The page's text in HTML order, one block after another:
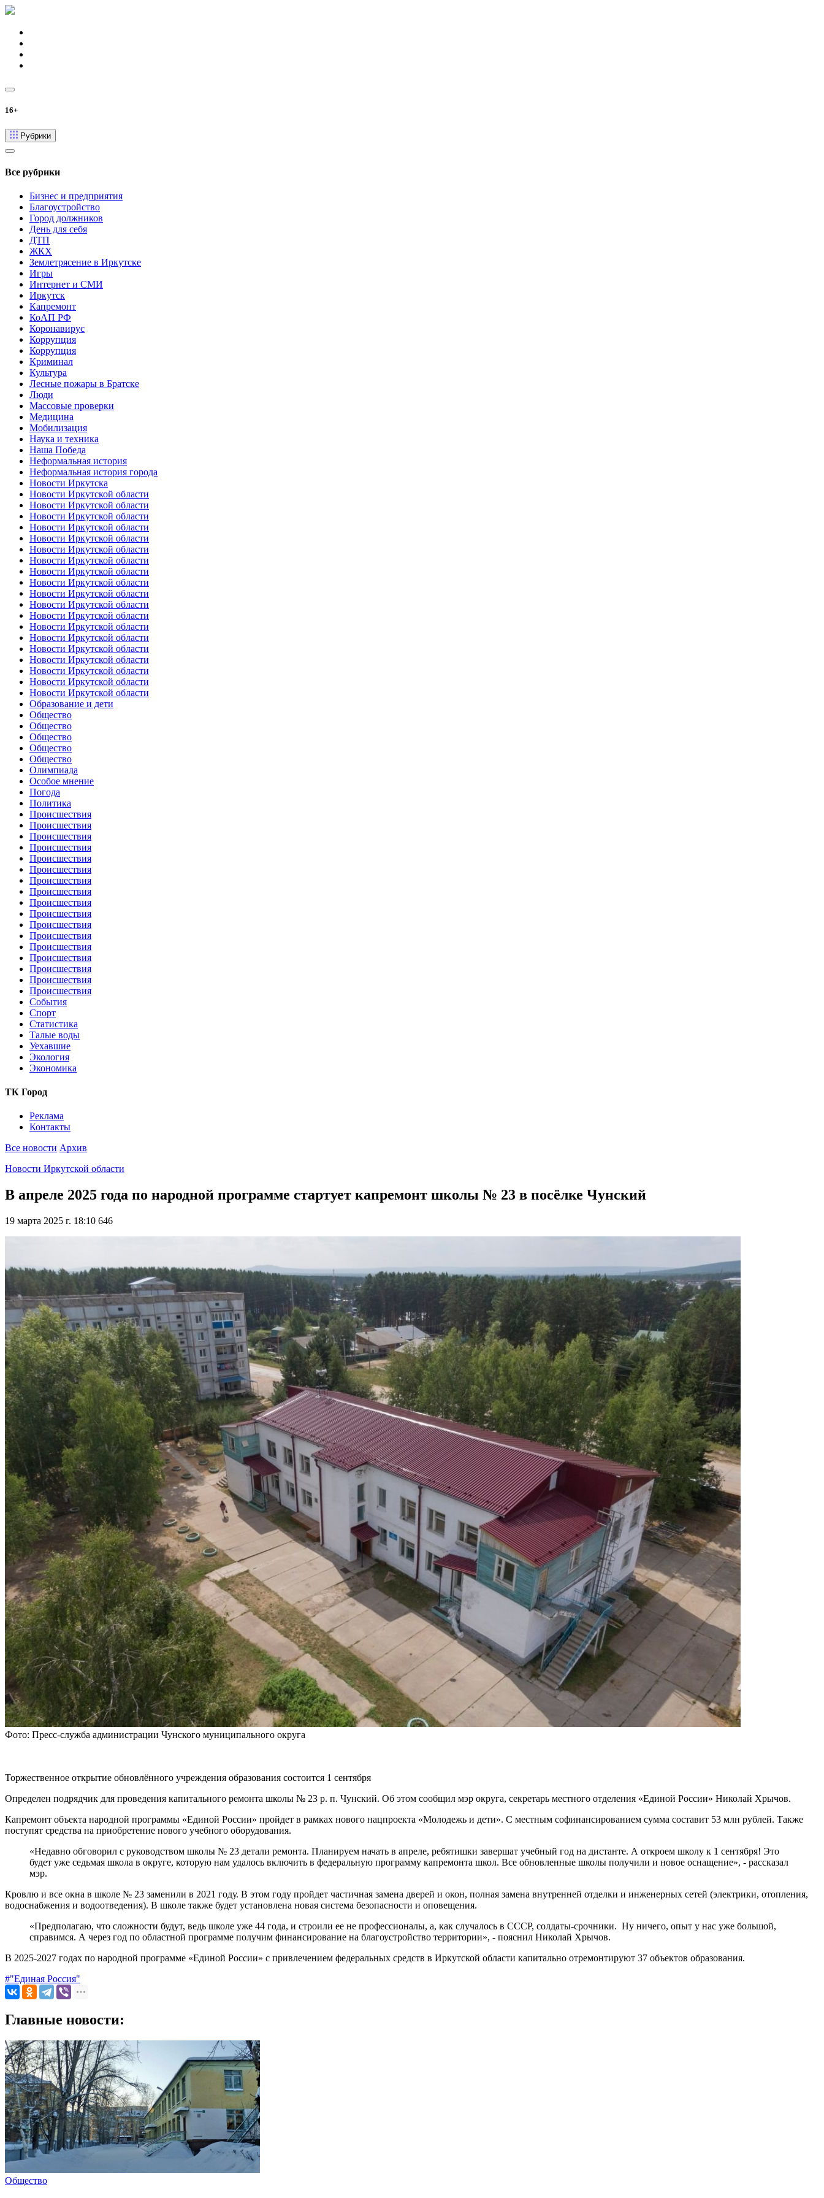
16+
Рубрики
Все рубрики
Бизнес и предприятия
Благоустройство
Город должников
День для себя
ДТП
ЖКХ
Землетрясение в Иркутске
Игры
Интернет и СМИ
Иркутск
Капремонт
КоАП РФ
Коронавирус
Коррупция
Коррупция
Криминал
Культура
Лесные пожары в Братске
Люди
Массовые проверки
Медицина
Мобилизация
Наука и техника
Наша Победа
Неформальная история
Неформальная история города
Новости Иркутска
Новости Иркутской области
Новости Иркутской области
Новости Иркутской области
Новости Иркутской области
Новости Иркутской области
Новости Иркутской области
Новости Иркутской области
Новости Иркутской области
Новости Иркутской области
Новости Иркутской области
Новости Иркутской области
Новости Иркутской области
Новости Иркутской области
Новости Иркутской области
Новости Иркутской области
Новости Иркутской области
Новости Иркутской области
Новости Иркутской области
Новости Иркутской области
Образование и дети
Общество
Общество
Общество
Общество
Общество
Олимпиада
Особое мнение
Погода
Политика
Происшествия
Происшествия
Происшествия
Происшествия
Происшествия
Происшествия
Происшествия
Происшествия
Происшествия
Происшествия
Происшествия
Происшествия
Происшествия
Происшествия
Происшествия
Происшествия
Происшествия
События
Спорт
Статистика
Талые воды
Уехавшие
Экология
Экономика
ТК Город
Реклама
Контакты
Все новости Архив
Новости Иркутской области
В апреле 2025 года по народной программе стартует капремонт школы № 23 в посёлке Чунский
19 марта 2025 г. 18:10 646
Фото: Пресс-служба администрации Чунского муниципального округа
Торжественное открытие обновлённого учреждения образования состоится 1 сентября
Определен подрядчик для проведения капитального ремонта школы № 23 р. п. Чунский. Об этом сообщил мэр округа, секретарь местного отделения «Единой России» Николай Хрычов.
Капремонт объекта народной программы «Единой России» пройдет в рамках нового нацпроекта «Молодежь и дети». С местным софинансированием сумма составит 53 млн рублей. Также
поступят средства на приобретение нового учебного оборудования.
«Недавно обговорил с руководством школы № 23 детали ремонта. Планируем начать в апреле, ребятишки завершат учебный год на дистанте. А откроем школу к 1 сентября! Это
будет уже седьмая школа в округе, которую нам удалось включить в федеральную программу капремонта школ. Все обновленные школы получили и новое оснащение», - рассказал
мэр.
Кровлю и все окна в школе № 23 заменили в 2021 году. В этом году пройдет частичная замена дверей и окон, полная замена внутренней отделки и инженерных сетей (электрики, отопления,
водоснабжения и водоотведения). В школе также будет установлена новая система безопасности и оповещения.
«Предполагаю, что сложности будут, ведь школе уже 44 года, и строили ее не профессионалы, а, как случалось в СССР, солдаты-срочники. Ну ничего, опыт у нас уже большой,
справимся. А через год по областной программе получим финансирование на благоустройство территории», - пояснил Николай Хрычов.
В 2025-2027 годах по народной программе «Единой России» с привлечением федеральных средств в Иркутской области капитально отремонтируют 37 объектов образования.
#"Единая Россия"
Главные новости:
Общество